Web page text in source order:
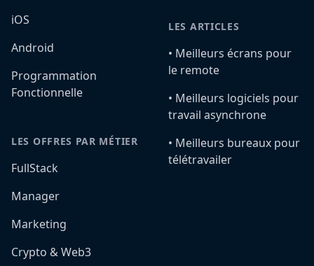
iOS
Android
Programmation
Fonctionnelle
LES OFFRES PAR MÉTIER
FullStack
Manager
Marketing
Crypto & Web3
LES ARTICLES
•️ Meilleurs écrans pour
le remote
•️ Meilleurs logiciels pour
travail asynchrone
•️ Meilleurs bureaux pour
télétravailer